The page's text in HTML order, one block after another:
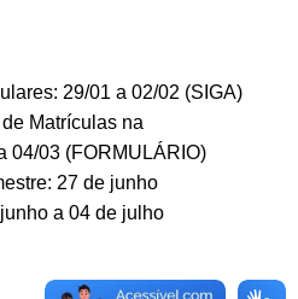
29/01 a 02/02 (SIGA)
Matrículas na
04/03 (FORMULÁRIO)
27 de junho
a 04 de julho